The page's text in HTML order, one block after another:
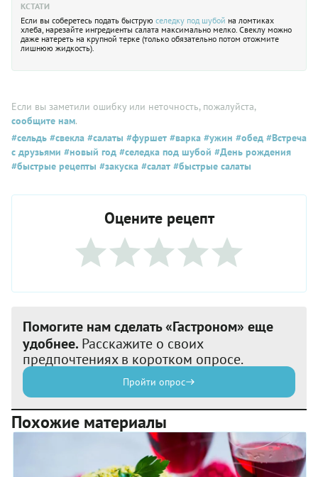
КСТАТИ
Если вы соберетесь подать быструю селедку под шубой на ломтиках
хлеба, нарезайте ингредиенты салата максимально мелко. Свеклу можно
даже натереть на крупной терке (только обязательно потом отожмите
лишнюю жидкость).
Если вы заметили ошибку или неточность, пожалуйста,
сообщите нам.
#сельдь #свекла #салаты #фуршет #варка #ужин #обед #Встреча
с друзьями #новый год #селедка под шубой #День рождения
#быстрые рецепты #закуска #салат #быстрые салаты
Оцените рецепт
Помогите нам сделать «Гастроном» еще
удобнее. Расскажите о своих
предпочтениях в коротком опросе.
Пройти опрос
Похожие материалы